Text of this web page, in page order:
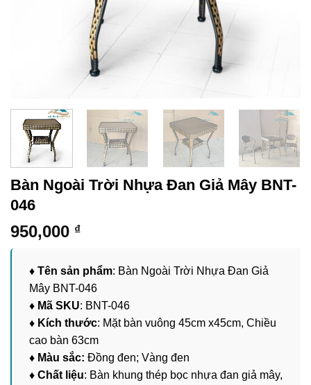
Bàn Ngoài Trời Nhựa Đan Giả Mây BNT-
046
950,000 ₫
♦ Tên sản phẩm: Bàn Ngoài Trời Nhựa Đan Giả
Mây BNT-046
♦ Mã SKU: BNT-046
♦ Kích thước: Mặt bàn vuông 45cm x45cm, Chiều
cao bàn 63cm
♦ Màu sắc: Đồng đen; Vàng đen
♦ Chất liệu: Bàn khung thép bọc nhựa đan giả mây,